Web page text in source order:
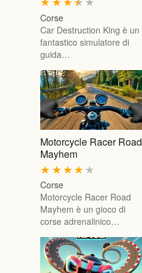
Corse
Car Destruction King è un
fantastico simulatore di
guida…
Motorcycle Racer Road
Mayhem
★
★
★
★
★
Corse
Motorcycle Racer Road
Mayhem è un gioco di
corse adrenalinico…